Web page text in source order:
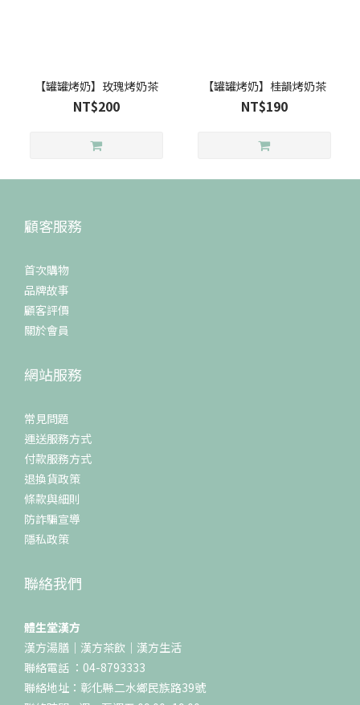
【罐罐烤奶】玫瑰烤奶茶
NT$200
【罐罐烤奶】桂韻烤奶茶
NT$190
顧客服務
首次購物
品牌故事
顧客評價
關於會員
網站服務
常見問題
運送服務方式
付款服務方式
退換貨政策
條款與細則
防詐騙宣導
隱私政策
聯絡我們
體生堂漢方
漢方湯膳｜漢方茶飲｜漢方生活
聯絡電話 ：04-8793333
聯絡地址：彰化縣二水鄉民族路39號